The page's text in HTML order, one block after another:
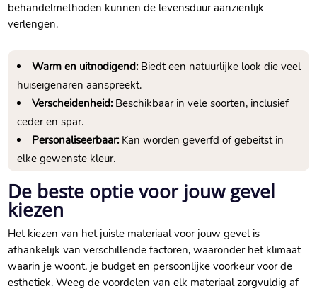
behandelmethoden kunnen de levensduur aanzienlijk
verlengen.​
Warm en uitnodigend:Biedt een natuurlijke look die veel
huiseigenaren aanspreekt.​
Verscheidenheid:Beschikbaar in vele soorten, inclusief
ceder en spar.​
Personaliseerbaar:Kan worden geverfd of gebeitst in
elke gewenste kleur.​
De beste optie voor jouw gevel
kiezen
Het kiezen van het juiste materiaal voor jouw gevel is
afhankelijk van verschillende factoren, waaronder het klimaat
waarin je woont, je budget en persoonlijke voorkeur voor de
esthetiek.​ Weeg de voordelen van elk materiaal zorgvuldig af